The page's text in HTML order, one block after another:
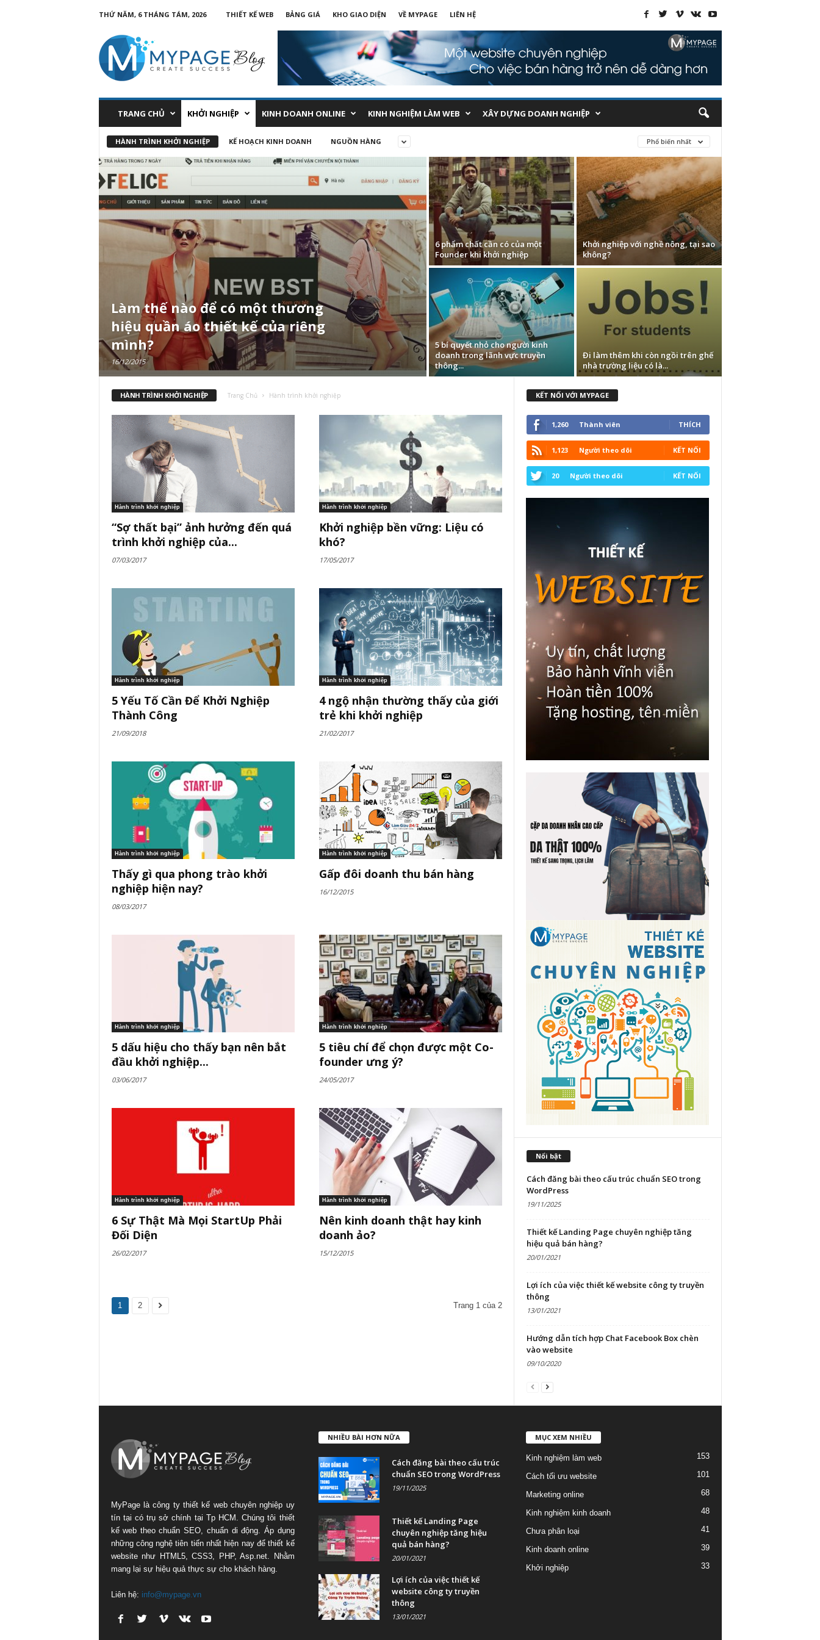
THỨ NĂM, 6 THÁNG TÁM, 2026 THIẾT KẾ WEB BẢNG GIÁ KHO GIAO DIỆN VỀ MYPAGE LIÊN HỆ
TRANG CHỦ KHỞI NGHIỆP KINH DOANH ONLINE KINH NGHIỆM LÀM WEB XÂY DỰNG DOANH NGHIỆP
HÀNH TRÌNH KHỞI NGHIỆP KẾ HOẠCH KINH DOANH NGUỒN HÀNG Phổ biến nhất
Làm thế nào để có một thương
hiệu quần áo thiết kế của riêng
mình?
16/12/2015
6 phẩm chất cần có của một
Founder khi khởi nghiệp
Khởi nghiệp với nghề nông, tại sao
không?
5 bí quyết nhỏ cho người kinh
doanh trong lãnh vực truyền
thông...
Đi làm thêm khi còn ngồi trên ghế
nhà trường liệu có là...
HÀNH TRÌNH KHỞI NGHIỆP Trang Chủ Hành trình khởi nghiệp
Hành trình khởi nghiệp
“Sợ thất bại” ảnh hưởng đến quá
trình khởi nghiệp của...
07/03/2017
Hành trình khởi nghiệp
Khởi nghiệp bền vững: Liệu có
khó?
17/05/2017
Hành trình khởi nghiệp
5 Yếu Tố Cần Để Khởi Nghiệp
Thành Công
21/09/2018
Hành trình khởi nghiệp
4 ngộ nhận thường thấy của giới
trẻ khi khởi nghiệp
21/02/2017
Hành trình khởi nghiệp
Thấy gì qua phong trào khởi
nghiệp hiện nay?
08/03/2017
Hành trình khởi nghiệp
Gấp đôi doanh thu bán hàng
16/12/2015
Hành trình khởi nghiệp
5 dấu hiệu cho thấy bạn nên bắt
đầu khởi nghiệp...
03/06/2017
Hành trình khởi nghiệp
5 tiêu chí để chọn được một Co-
founder ưng ý?
24/05/2017
Hành trình khởi nghiệp
6 Sự Thật Mà Mọi StartUp Phải
Đối Diện
26/02/2017
Hành trình khởi nghiệp
Nên kinh doanh thật hay kinh
doanh ảo?
15/12/2015
1 2 Trang 1 của 2
KẾT NỐI VỚI MYPAGE
1,260 Thành viên THÍCH
1,123 Người theo dõi KẾT NỐI
20 Người theo dõi KẾT NỐI
Nổi bật
Cách đăng bài theo cấu trúc chuẩn SEO trong
WordPress
19/11/2025
Thiết kế Landing Page chuyên nghiệp tăng
hiệu quả bán hàng?
20/01/2021
Lợi ích của việc thiết kế website công ty truyền
thông
13/01/2021
Hướng dẫn tích hợp Chat Facebook Box chèn
vào website
09/10/2020
MyPage là công ty thiết kế web chuyên nghiệp uy
tín tại có trụ sở chính tại Tp HCM. Chúng tôi thiết
kế web theo chuẩn SEO, chuẩn di động. Áp dụng
những công nghệ tiên tiến nhất hiện nay để thiết kế
website như HTML5, CSS3, PHP, Asp.net. Nhằm
mang lại sự hiệu quả thực sự cho khách hàng.
Liên hệ: info@mypage.vn
NHIỀU BÀI HƠN NỮA
Cách đăng bài theo cấu trúc
chuẩn SEO trong WordPress
19/11/2025
Thiết kế Landing Page
chuyên nghiệp tăng hiệu
quả bán hàng?
20/01/2021
Lợi ích của việc thiết kế
website công ty truyền
thông
13/01/2021
MỤC XEM NHIỀU
Kinh nghiệm làm web 153
Cách tối ưu website 101
Marketing online 68
Kinh nghiệm kinh doanh 48
Chưa phân loại 41
Kinh doanh online 39
Khởi nghiệp 33